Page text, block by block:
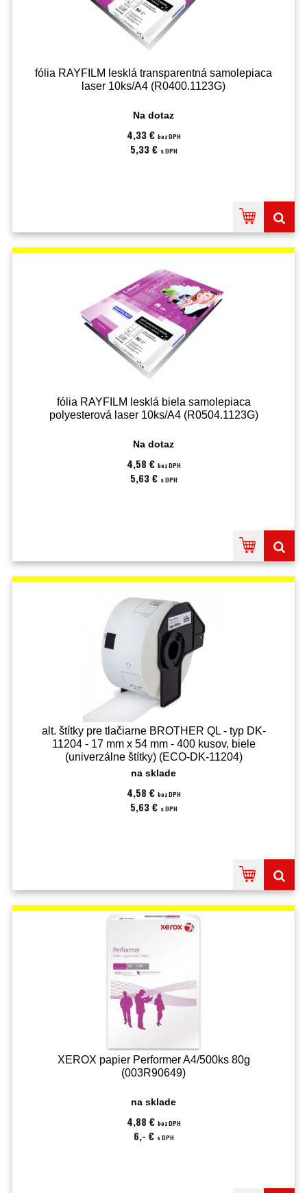
fólia RAYFILM lesklá transparentná samolepiaca
laser 10ks/A4 (R0400.1123G)
Na dotaz
4,33 € bez DPH
5,33 € s DPH
fólia RAYFILM lesklá biela samolepiaca
polyesterová laser 10ks/A4 (R0504.1123G)
Na dotaz
4,58 € bez DPH
5,63 € s DPH
alt. štítky pre tlačiarne BROTHER QL - typ DK-
11204 - 17 mm x 54 mm - 400 kusov, biele
(univerzálne štítky) (ECO-DK-11204)
na sklade
4,58 € bez DPH
5,63 € s DPH
XEROX papier Performer A4/500ks 80g
(003R90649)
na sklade
4,88 € bez DPH
6,- € s DPH